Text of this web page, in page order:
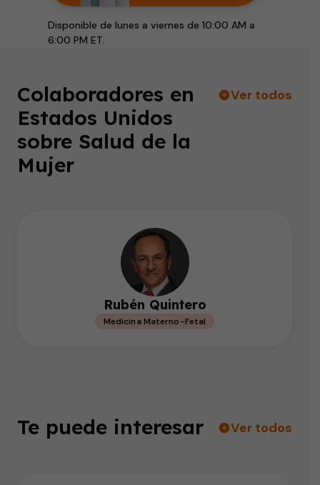
Disponible de lunes a viernes de 10:00 AM a
6:00 PM ET.
Colaboradores en
Estados Unidos
sobre Salud de la
Mujer
Ver todos
Rubén Quintero
Medicina Materno-Fetal
Te puede interesar Ver todos